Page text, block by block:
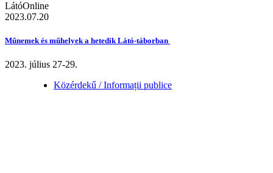
LátóOnline
2023.07.20
Műnemek és műhelyek a hetedik Látó-táborban
2023. július 27-29.
Közérdekű / Informații publice